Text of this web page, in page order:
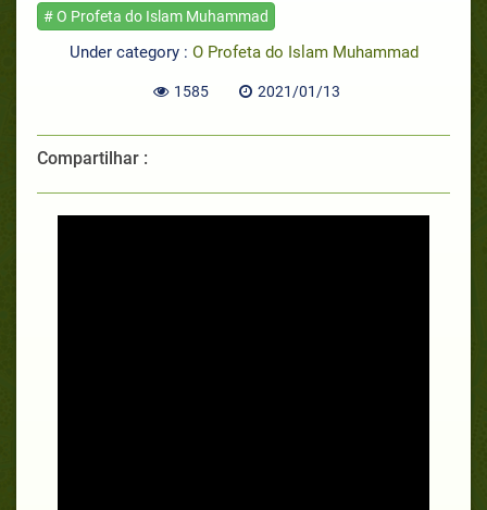
# O Profeta do Islam Muhammad
Under category : O Profeta do Islam Muhammad
1585 2021/01/13
Compartilhar :